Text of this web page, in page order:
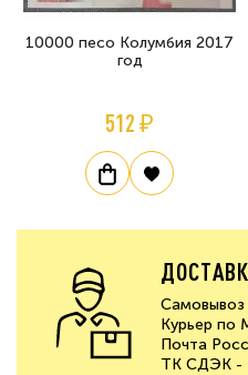
10000 песо Колумбия 2017
год
512 ₽
Курьер по
Почта
ТК СДЭК -